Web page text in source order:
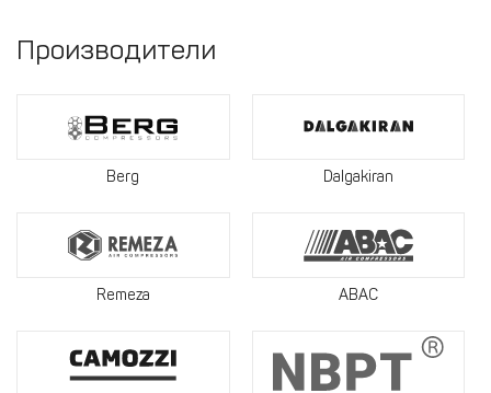
Производители
Berg Dalgakiran
Remeza ABAC